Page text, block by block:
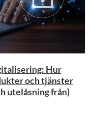
Hur
och tjänster
utelåsning från)